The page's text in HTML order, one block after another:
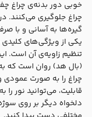
خوبی دور بدنه‌ی چراغ
چراغ جلوگیری می‌کنند.
گیره‌ها به آسانی و با
تنظیم زاویه‌ی آن است.
(بال هد) روان است که
چراغ را به صورت عمودی
قابلیت، می‌توانید نور را
دلخواه دیگر بر روی